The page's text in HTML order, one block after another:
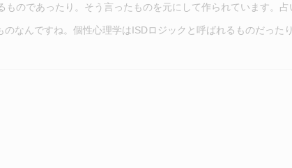
ものであったり。そう言ったものを元にして作られています。
なんですね。個性心理学はISDロジックと呼ばれるものだった